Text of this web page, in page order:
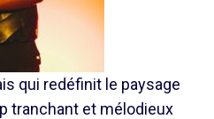
qui redéfinit le paysage
tranchant et mélodieux